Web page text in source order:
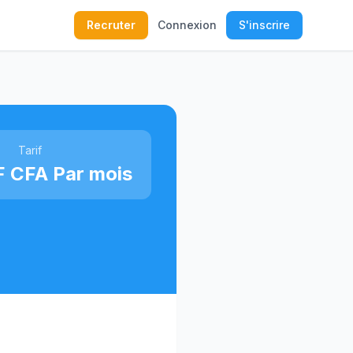
Recruter Connexion S'inscrire
Tarif
CFA Par mois